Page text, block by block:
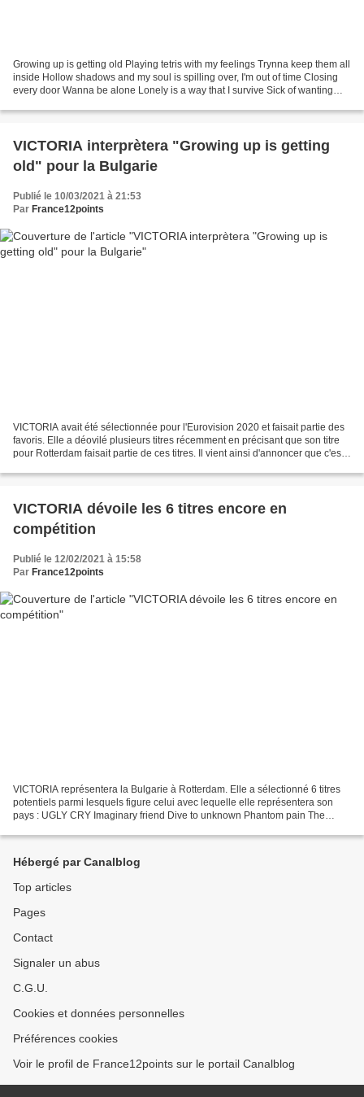
Growing up is getting old Playing tetris with my feelings Trynna keep them all
inside Hollow shadows and my soul is spilling over, I'm out of time Closing
every door Wanna be alone Lonely is a way that I survive Sick of wanting
VICTORIA interprètera "Growing up is getting
old" pour la Bulgarie
Publié le 10/03/2021 à 21:53
Par France12points
VICTORIA avait été sélectionnée pour l'Eurovision 2020 et faisait partie des
favoris. Elle a déovilé plusieurs titres récemment en précisant que son titre
pour Rotterdam faisait partie de ces titres. Il vient ainsi d'annoncer que c'est
VICTORIA dévoile les 6 titres encore en
compétition
Publié le 12/02/2021 à 15:58
Par France12points
VICTORIA représentera la Bulgarie à Rotterdam. Elle a sélectionné 6 titres
potentiels parmi lesquels figure celui avec lequelle elle représentera son
pays : UGLY CRY Imaginary friend Dive to unknown Phantom pain The
Hébergé par Canalblog
Top articles
Pages
Contact
Signaler un abus
C.G.U.
Cookies et données personnelles
Préférences cookies
Voir le profil de France12points sur le portail Canalblog